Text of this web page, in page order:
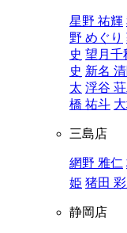
星野 祐輝
野 めぐり
史 望月千
史 新名
太 浮谷
橋 祐斗
三島店
網野 雅仁
姫 猪田
静岡店